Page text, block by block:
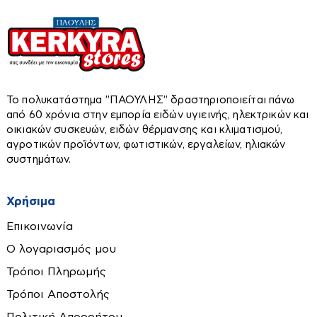
Πιστόλι θερμού αέρα
Πιστόλια βαφής
Πλυστικά
Πολυεργαλεία
Ρούτερ
Σέγες-Σπαθοσέγες
Τριβεία
Τροχιστικά
Φακοί
Φορτιστές-Καλώδια
Φυσητήρες
Ηλεκτρομπόϊλερ
Θερμοστάτες χώρου
Κυκλοφορητές
Σώματα - Funcoil
Τζάκια αερόθερμα
Τζάκια υδραυλικά-νερού
Χαλιά-Διακοσμητικά-Είδη Δώρων
Ταπέτα
Χαλιά
Πίνακες
Αλφάδια-Laser
Αναδευτήρες
Ανιχνευτές
Το πολυκατάστημα ''ΠΑΟΥΛΗΣ'' δραστηριοποιείται πάνω
από 60 χρόνια στην εμπορία ειδών υγιεινής, ηλεκτρικών και
οικιακών συσκευών, ειδών θέρμανσης και κλιματισμού,
αγροτικών προϊόντων, φωτιστικών, εργαλείων, ηλιακών
συστημάτων.
Χρήσιμα
Επικοινωνία
Ο λογαριασμός μου
Τρόποι Πληρωμής
Τρόποι Αποστολής